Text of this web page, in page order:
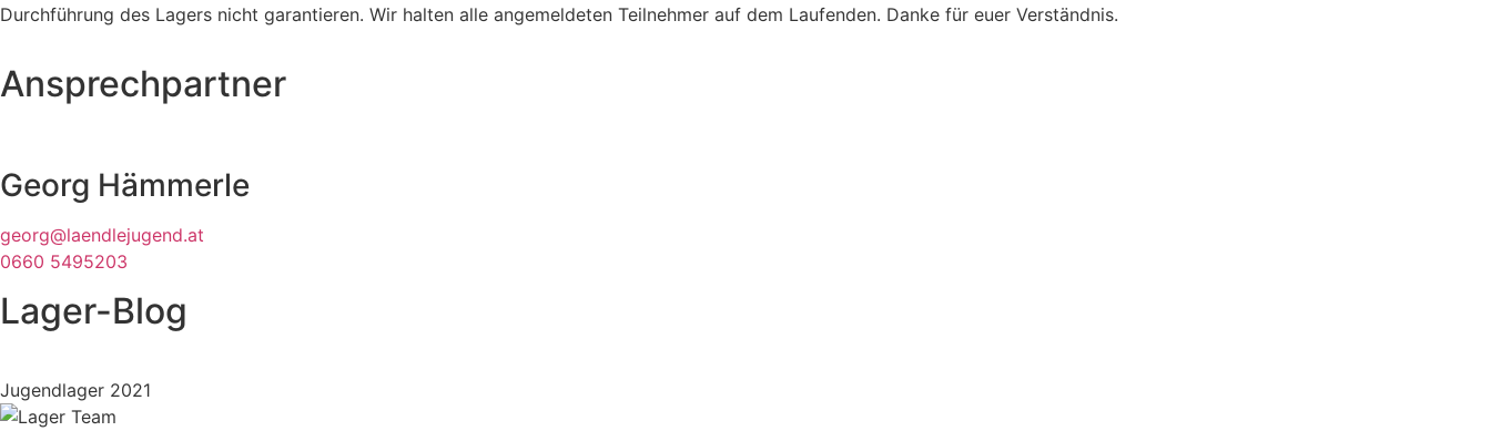
Durchführung des Lagers nicht garantieren. Wir halten alle angemeldeten Teilnehmer auf dem Laufenden. Danke für euer Verständnis.
Ansprechpartner
Georg Hämmerle
georg@laendlejugend.at
0660 5495203
Lager-Blog
Jugendlager 2021